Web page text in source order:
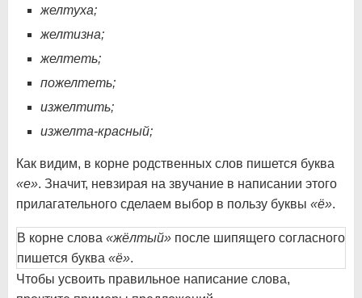
желтуха;
желтизна;
желтеть;
пожелтеть;
изжелтить;
изжелта-красный;
Как видим, в корне родственных слов пишется буква
«е». Значит, невзирая на звучание в написании этого
прилагательного сделаем выбор в пользу буквы «ё».
В корне слова «жёлтый» после шипящего согласного
пишется буква «ё».
Чтобы усвоить правильное написание слова,